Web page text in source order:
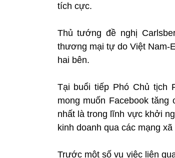
tích cực.
Thủ tướng đề nghị
thương mại tự do Việt Nam-
hai bên.
Tại buổi tiếp Phó Chủ tịch
mong muốn Facebook
nhất là trong lĩnh vực khởi
kinh doanh qua các mạng xã
Trước một số vụ việc liên